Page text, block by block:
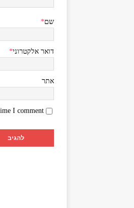
שם*
דואר אלקטרוני*
אתר
I comment.